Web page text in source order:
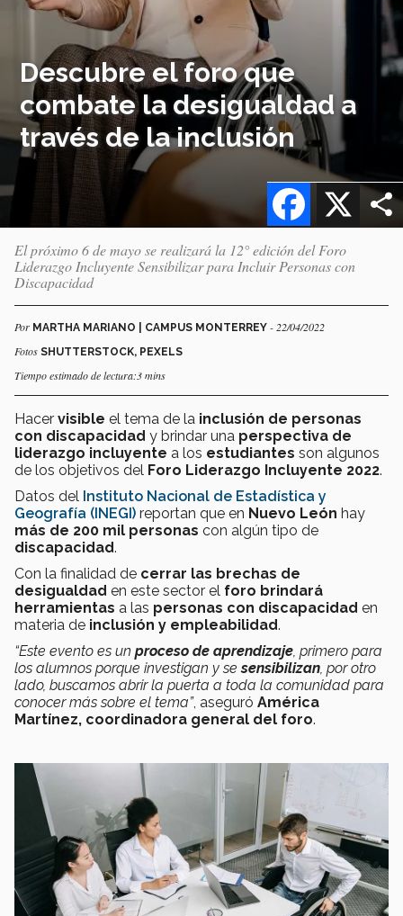
Descubre el foro que
combate la desigualdad a
través de la inclusión
X
Facebook
El próximo 6 de mayo se realizará la 12° edición del Foro
Liderazgo Incluyente Sensibilizar para Incluir Personas con
Discapacidad
Por MARTHA MARIANO | CAMPUS MONTERREY - 22/04/2022
Fotos SHUTTERSTOCK, PEXELS
Tiempo estimado de lectura:3 mins
Hacer visible el tema de la inclusión de personas
con discapacidad y brindar una perspectiva de
liderazgo incluyente a los estudiantes son algunos
de los objetivos del Foro Liderazgo Incluyente 2022.
Datos del Instituto Nacional de Estadística y
Geografía (INEGI) reportan que en Nuevo León hay
más de 200 mil personas con algún tipo de
discapacidad.
Con la finalidad de cerrar las brechas de
desigualdad en este sector el foro brindará
herramientas a las personas con discapacidad en
materia de inclusión y empleabilidad.
“Este evento es un proceso de aprendizaje , primero para
los alumnos porque investigan y sesensibilizan , por otro
lado, buscamos abrir la puerta a toda la comunidad para
conocer más sobre el tema”, aseguró América
Martínez, coordinadora general del foro.